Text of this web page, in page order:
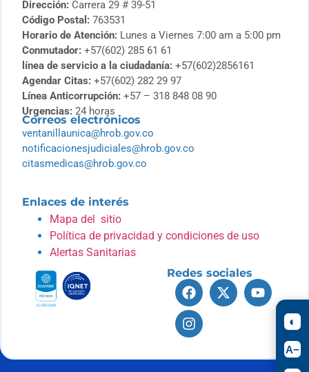
Dirección: Carrera 29 # 39-51
Código Postal: 763531
Horario de Atención: Lunes a Viernes 7:00 am a 5:00 pm
Conmutador: +57(602) 285 61 61
línea de servicio a la ciudadanía: +57(602)2856161
Agendar Citas: +57(602) 282 29 97
Línea Anticorrupción: +57 – 318 848 08 90
Urgencias: 24 horas
Correos electrónicos
ventanillaunica@hrob.gov.co
notificacionesjudiciales@hrob.gov.co
citasmedicas@hrob.gov.co
Enlaces de interés
Mapa del sitio
Política de privacidad y condiciones de uso
Alertas Sanitarias
Redes sociales